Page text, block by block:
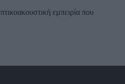
εμπειρία που